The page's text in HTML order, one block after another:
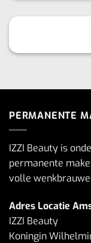
PERMANENTE
IZZI Beauty is
permanente
volle
Adres Locatie
IZZI Beauty
Koningin